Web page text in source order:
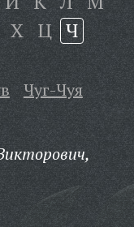
Х Ц Ч
Чуг-Чуя